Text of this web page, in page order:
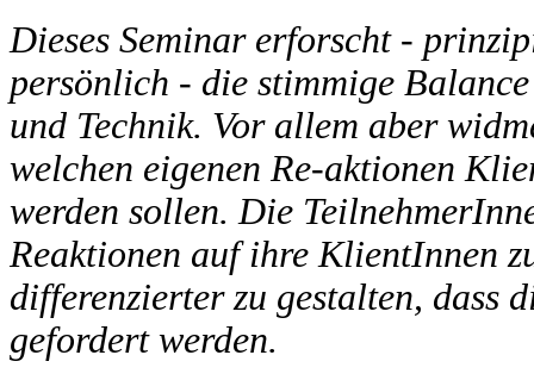
Dieses Seminar erforscht -
persönlich - die stimmige
und Technik. Vor allem aber
welchen eigenen Re-aktionen
werden sollen. Die
Reaktionen auf ihre KlientInnen
differenzierter zu gestalten, dass
gefordert werden.